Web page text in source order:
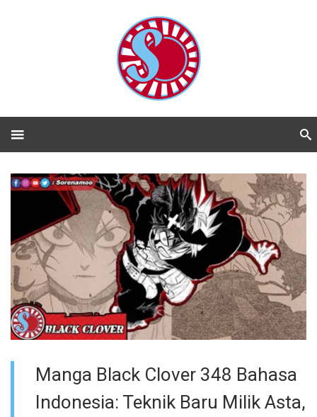
Manga Black Clover 348 Bahasa
Indonesia: Teknik Baru Milik Asta,